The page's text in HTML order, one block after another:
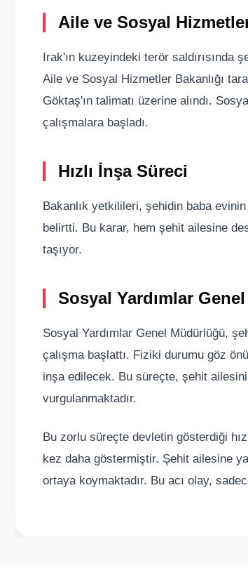
Aile ve Sosyal
Irak'ın kuzeyindeki terör
Aile ve Sosyal Hizmetler Bakanlığı
Göktaş'ın talimatı üzerine alındı.
çalışmalara başladı.
Hızlı İnşa Süreci
Bakanlık yetkilileri, şehidin baba
belirtti. Bu karar, hem şehit ailesine
taşıyor.
Sosyal Yardımlar
Sosyal Yardımlar Genel Müdürlüğü,
çalışma başlattı. Fiziki durumu göz
inşa edilecek. Bu süreçte, şehit
vurgulanmaktadır.
Bu zorlu süreçte devletin gösterdiği
kez daha göstermiştir. Şehit ailesine
ortaya koymaktadır. Bu acı olay,